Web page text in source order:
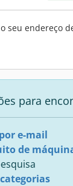
seu endereço
para
e-mail
de
categorias